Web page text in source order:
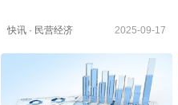
快讯· 民营经济 2025-09-17